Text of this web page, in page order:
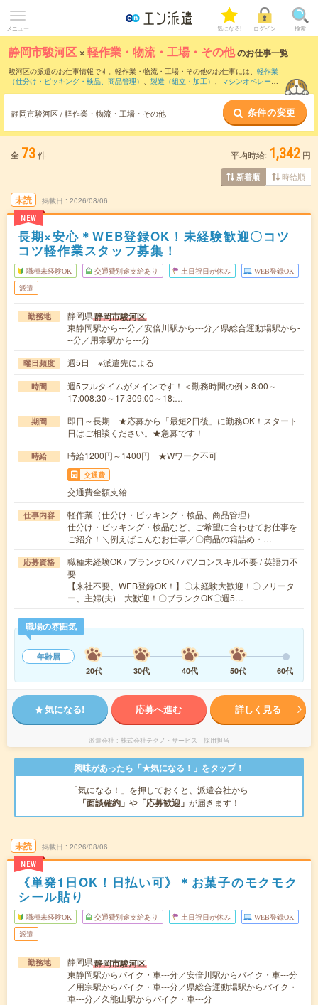
メニュー 気になる! ログイン 検索
静岡市駿河区 ×軽作業・物流・工場・その他のお仕事一覧
駿河区の派遣のお仕事情報です。軽作業・物流・工場・その他のお仕事には、 軽作業
（仕分け・ピッキング・検品、商品管理） 、 製造（組立・加工） 、 マシンオペレータ
静岡市駿河区 / 軽作業・物流・工場・その他 条件の変更
全 73件 平均時給: 1,342 円
新着順 時給順
未読
NEW
掲載日 2026/08/06
長期×安心＊WEB登録OK！未経験歓迎〇コツ
コツ軽作業スタッフ募集！
職種未経験OK 交通費別途支給あり 土日祝日が休み WEB登録OK
派遣
勤務地 静岡県静岡市駿河区
東静岡駅から---分／安倍川駅から---分／県総合運動場駅から-
--分／用宗駅から---分
曜日頻度 週5日 ※派遣先による
時間
週5フルタイムがメインです！＜勤務時間の例＞8:00～
17:008:30～17:309:00～18:…
期間
即日～長期 ★応募から「最短2日後」に勤務OK！スタート
日はご相談ください。★急募です！
時給 時給1200円～1400円 ★Wワーク不可
交通費
交通費全額支給
仕事内容
軽作業（仕分け・ピッキング・検品、商品管理）
仕分け・ピッキング・検品など、ご希望に合わせてお仕事を
ご紹介！＼例えばこんなお仕事／〇商品の箱詰め・…
応募資格
職種未経験OK / ブランクOK / パソコンスキル不要 / 英語力不
要
【来社不要、WEB登録OK！】〇未経験大歓迎！〇フリータ
ー、主婦(夫) 大歓迎！〇ブランクOK〇週5…
職場の雰囲気
年齢層
20代
30代 40代 50代 60代
気になる! 応募へ進む 詳しく見る
派遣会社 株式会社テクノ・サービス 採用担当
興味があったら「★気になる！」をタップ！
「気になる！」を押しておくと、派遣会社から
「面談確約」 や 「応募歓迎」 が届きます！
未読
NEW
掲載日 2026/08/06
《単発1日OK！日払い可》＊お菓子のモクモク
シール貼り
職種未経験OK 交通費別途支給あり 土日祝日が休み WEB登録OK
派遣
勤務地 静岡県静岡市駿河区
東静岡駅からバイク・車---分／安倍川駅からバイク・車---分
／用宗駅からバイク・車---分／県総合運動場駅からバイク・
車---分／久能山駅からバイク・車---分